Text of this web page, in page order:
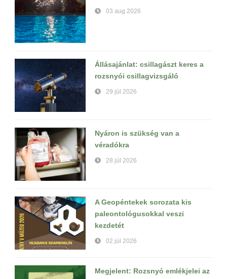
03 aug 2026
Állásajánlat: csillagászt keres a
rozsnyói csillagvizsgáló
29 júl 2026
Nyáron is szükség van a
véradókra
28 júl 2026
A Geopéntekek sorozata kis
paleontológusokkal veszi
kezdetét
02 júl 2026
Megjelent: Rozsnyó emlékjelei az